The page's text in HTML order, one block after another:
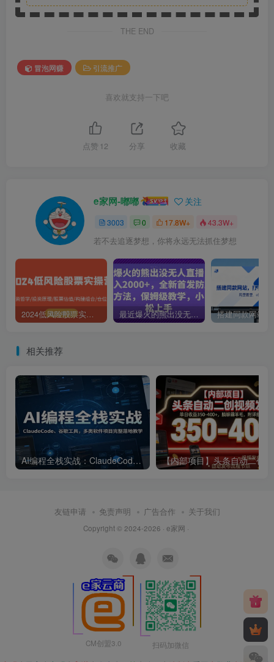
THE END
冒泡网赚 引流推广
喜欢就支持一下吧
点赞 12 分享 收藏
e家网-嘟嘟 关注
3003 0 17.8W+ 43.3W+
若不去追逐梦想，你将永远无法抓住梦想
2024低风险股票实操营：投资哲学/投资原理/股票估值/构建组合/仓位控制 最近爆火的熊出没无人直播，轻松日入2000+，全新首发防版权违规方法【揭秘】
相关推荐
AI编程全栈实战：ClaudeCode、谷歌工具，多类软件项目完整落地教学
友链申请 免责声明 广告合作 关于我们
Copyright © 2024-2026 · e家网 ·
CM创盟3.0 扫码加微信